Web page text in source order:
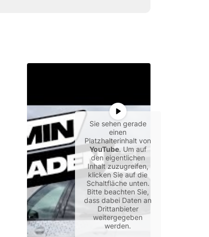
Sie sehen gerade
einen
Platzhalterinhalt von
YouTube. Um auf
den eigentlichen
Inhalt zuzugreifen,
klicken Sie auf die
Schaltfläche unten.
Bitte beachten Sie,
dass dabei Daten an
Drittanbieter
weitergegeben
werden.